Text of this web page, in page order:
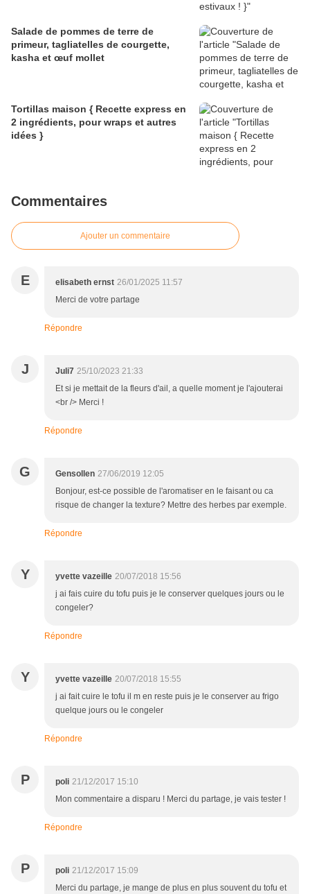
Salade de pommes de terre de
primeur, tagliatelles de courgette,
kasha et œuf mollet
Tortillas maison { Recette express en
2 ingrédients, pour wraps et autres
idées }
Commentaires
Ajouter un commentaire
E elisabeth ernst 26/01/2025 11:57
Merci de votre partage
Répondre
J Juli7 25/10/2023 21:33
Et si je mettait de la fleurs d'ail, a quelle moment je l'ajouterai
<br /> Merci !
Répondre
G Gensollen 27/06/2019 12:05
Bonjour, est-ce possible de l'aromatiser en le faisant ou ca
risque de changer la texture? Mettre des herbes par exemple.
Répondre
Y yvette vazeille 20/07/2018 15:56
j ai fais cuire du tofu puis je le conserver quelques jours ou le
congeler?
Répondre
Y yvette vazeille 20/07/2018 15:55
j ai fait cuire le tofu il m en reste puis je le conserver au frigo
quelque jours ou le congeler
Répondre
P poli 21/12/2017 15:10
Mon commentaire a disparu ! Merci du partage, je vais tester !
Répondre
P poli 21/12/2017 15:09
Merci du partage, je mange de plus en plus souvent du tofu et